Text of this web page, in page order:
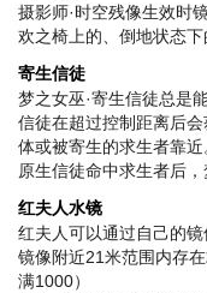
摄影师·时空残像生效时
欢之椅上的、倒地状态下
寄生信徒
梦之女巫·寄生信徒总是
信徒在超过控制距离后
体或被寄生的求生者靠近
原生信徒命中求生者后
红夫人水镜
红夫人可以通过自己的镜
镜像附近21米范围内存
满1000）